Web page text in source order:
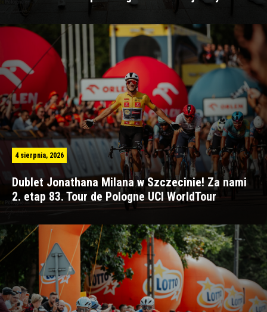
4 sierpnia, 2026
Dublet Jonathana Milana w Szczecinie! Za nami
2. etap 83. Tour de Pologne UCI WorldTour